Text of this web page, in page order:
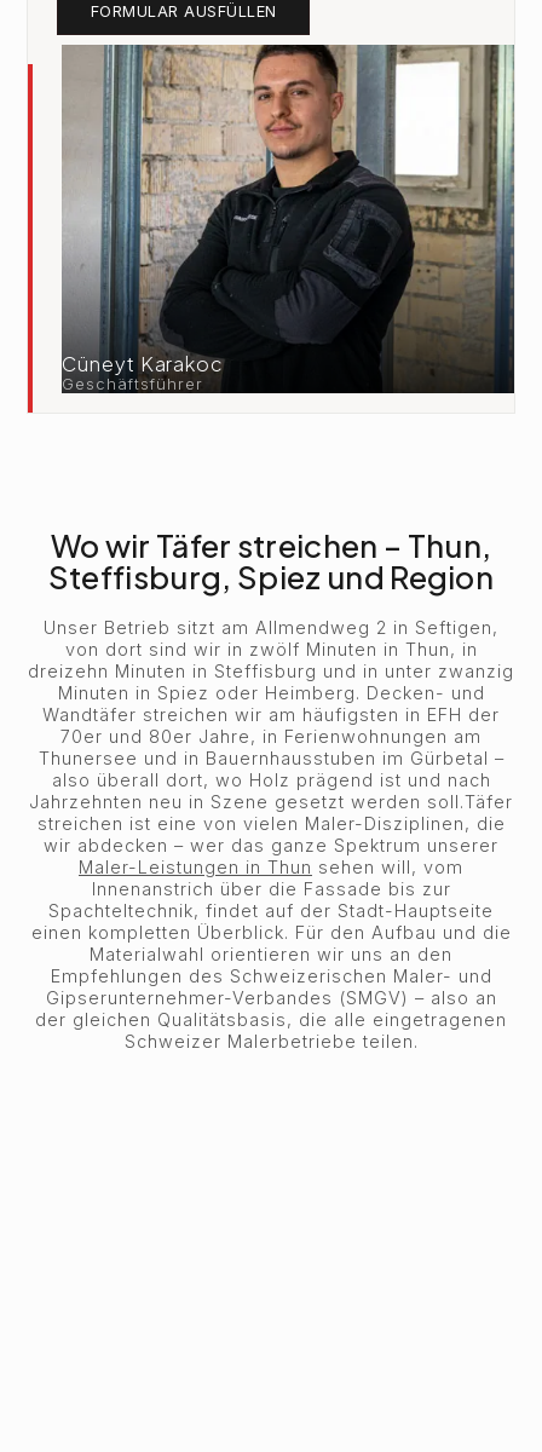
FORMULAR AUSFÜLLEN
Cüneyt Karakoc
Geschäftsführer
Wo wir Täfer streichen – Thun,
Steffisburg, Spiez und Region
Unser Betrieb sitzt am Allmendweg 2 in Seftigen,
von dort sind wir in zwölf Minuten in Thun, in
dreizehn Minuten in Steffisburg und in unter zwanzig
Minuten in Spiez oder Heimberg. Decken- und
Wandtäfer streichen wir am häufigsten in EFH der
70er und 80er Jahre, in Ferienwohnungen am
Thunersee und in Bauernhausstuben im Gürbetal –
also überall dort, wo Holz prägend ist und nach
Jahrzehnten neu in Szene gesetzt werden soll.Täfer
streichen ist eine von vielen Maler-Disziplinen, die
wir abdecken – wer das ganze Spektrum unserer
Maler-Leistungen in Thun sehen will, vom
Innenanstrich über die Fassade bis zur
Spachteltechnik, findet auf der Stadt-Hauptseite
einen kompletten Überblick. Für den Aufbau und die
Materialwahl orientieren wir uns an den
Empfehlungen des Schweizerischen Maler- und
Gipserunternehmer-Verbandes (SMGV) – also an
der gleichen Qualitätsbasis, die alle eingetragenen
Schweizer Malerbetriebe teilen.